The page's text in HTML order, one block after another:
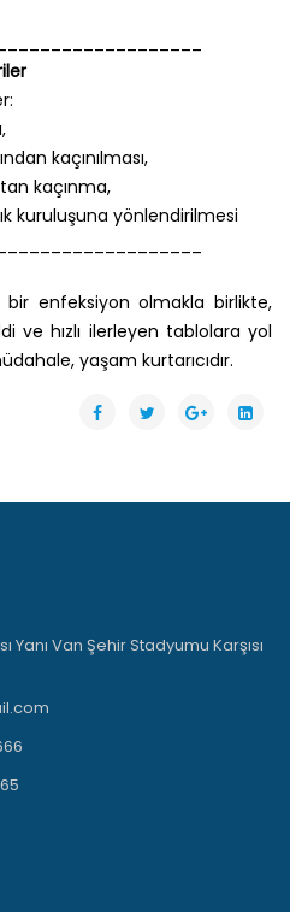
kaçınılması,
kaçınma,
kuruluşuna yönlendirilmesi
enfeksiyon olmakla birlikte,
ve hızlı ilerleyen tablolara yol
yaşam kurtarıcıdır.
Yanı Van Şehir Stadyumu Karşısı